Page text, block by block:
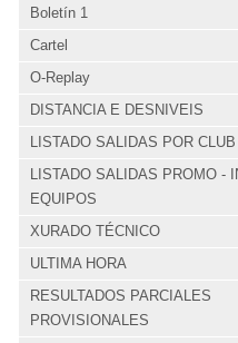
Boletín 1
Cartel
O-Replay
DISTANCIA E DESNIVEIS
LISTADO SALIDAS POR CLUB
LISTADO SALIDAS PROMO -
EQUIPOS
XURADO TÉCNICO
ULTIMA HORA
RESULTADOS PARCIALES
PROVISIONALES